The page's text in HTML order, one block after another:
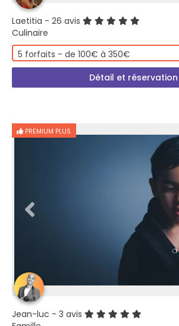
Laetitia - 26 avis
Culinaire
5 forfaits - de 100€ à 350€
Détail et réservation
PREMIUM PLUS
Jean-luc - 3 avis